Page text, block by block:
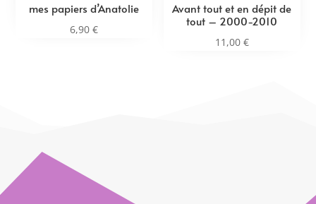
mes papiers d’Anatolie
6,90€
Avant tout et en dépit de
tout – 2000-2010
11,00 €